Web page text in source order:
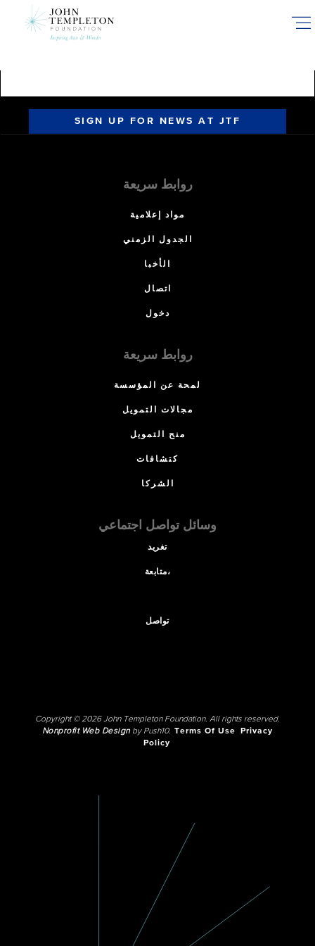
SIGN UP FOR NEWS AT JTF
روابط سريعة
مواد إعلامية
الجدول الزمني
الأخبا
اتصال
دخول
روابط سريعة
لمحة عن المؤسسة
مجالات التمويل
منح التمويل
كتشافات
الشركا
وسائل تواصل اجتماعي
تغريد
متابعة،
تواصل
Copyright © 2026 John Templeton Foundation. All rights reserved.
Nonprofit Web Designby Push10. Terms Of Use
Privacy
Policy